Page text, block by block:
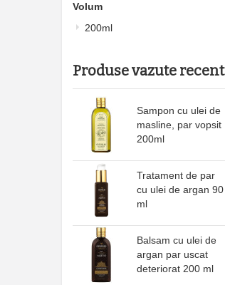
Volum
200ml
Produse vazute recent
Sampon cu ulei de
masline, par vopsit
200ml
Tratament de par
cu ulei de argan 90
ml
Balsam cu ulei de
argan par uscat
deteriorat 200 ml